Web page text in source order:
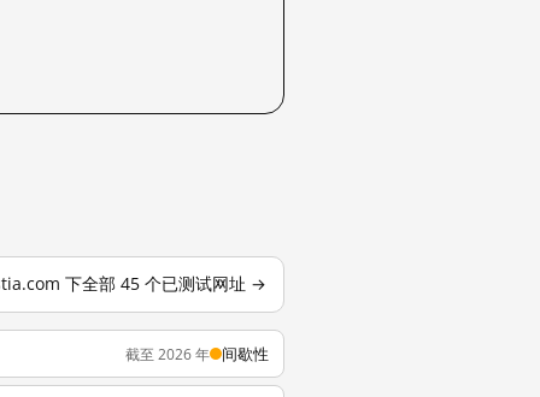
下全部 45 个已测试网址 →
截至 2026 年 间歇性